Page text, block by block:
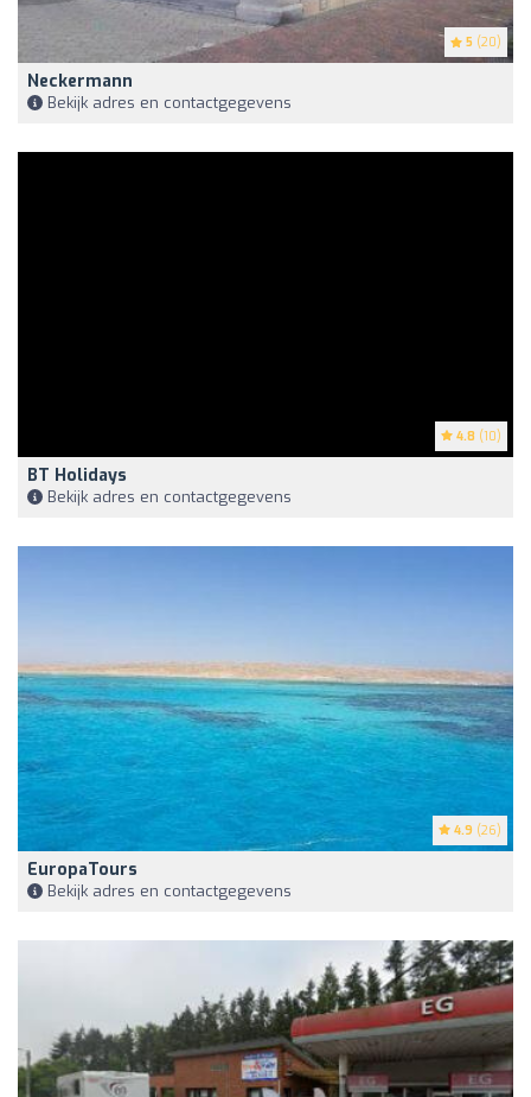
5 (20)
Neckermann
Bekijk adres en contactgegevens
4.8 (10)
BT Holidays
Bekijk adres en contactgegevens
4.9 (26)
EuropaTours
Bekijk adres en contactgegevens